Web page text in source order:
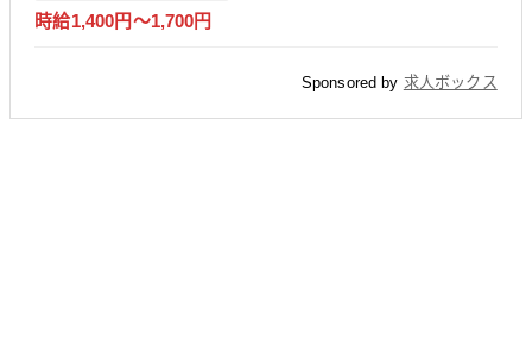
時給1,400円～1,700円
Sponsored by 求人ボックス